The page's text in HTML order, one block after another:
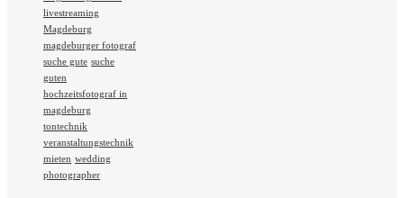
livestreaming
Magdeburg
magdeburger fotograf
suche gute suche
guten
hochzeitsfotograf in
magdeburg
tontechnik
veranstaltungstechnik
mieten wedding
photographer